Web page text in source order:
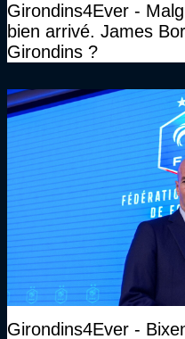
Girondins4Ever -
bien arrivé. James
Girondins ?
Girondins4Ever -